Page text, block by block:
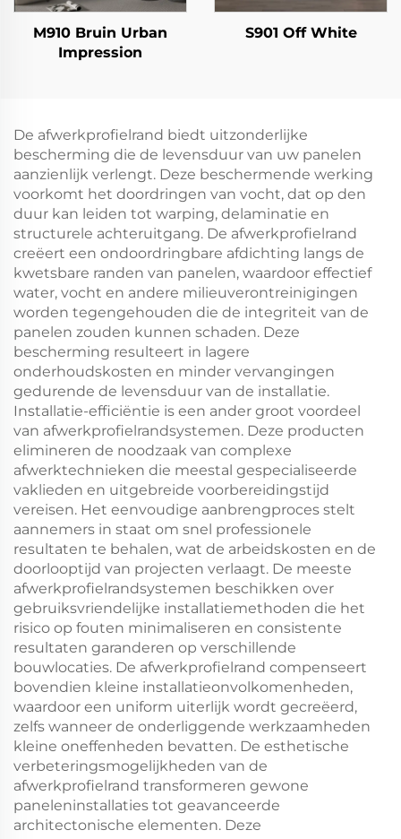
M910 Bruin Urban
Impression
S901 Off White
De afwerkprofielrand biedt uitzonderlijke
bescherming die de levensduur van uw panelen
aanzienlijk verlengt. Deze beschermende werking
voorkomt het doordringen van vocht, dat op den
duur kan leiden tot warping, delaminatie en
structurele achteruitgang. De afwerkprofielrand
creëert een ondoordringbare afdichting langs de
kwetsbare randen van panelen, waardoor effectief
water, vocht en andere milieuverontreinigingen
worden tegengehouden die de integriteit van de
panelen zouden kunnen schaden. Deze
bescherming resulteert in lagere
onderhoudskosten en minder vervangingen
gedurende de levensduur van de installatie.
Installatie-efficiëntie is een ander groot voordeel
van afwerkprofielrandsystemen. Deze producten
elimineren de noodzaak van complexe
afwerktechnieken die meestal gespecialiseerde
vaklieden en uitgebreide voorbereidingstijd
vereisen. Het eenvoudige aanbrengproces stelt
aannemers in staat om snel professionele
resultaten te behalen, wat de arbeidskosten en de
doorlooptijd van projecten verlaagt. De meeste
afwerkprofielrandsystemen beschikken over
gebruiksvriendelijke installatiemethoden die het
risico op fouten minimaliseren en consistente
resultaten garanderen op verschillende
bouwlocaties. De afwerkprofielrand compenseert
bovendien kleine installatieonvolkomenheden,
waardoor een uniform uiterlijk wordt gecreëerd,
zelfs wanneer de onderliggende werkzaamheden
kleine oneffenheden bevatten. De esthetische
verbeteringsmogelijkheden van de
afwerkprofielrand transformeren gewone
paneleninstallaties tot geavanceerde
architectonische elementen. Deze